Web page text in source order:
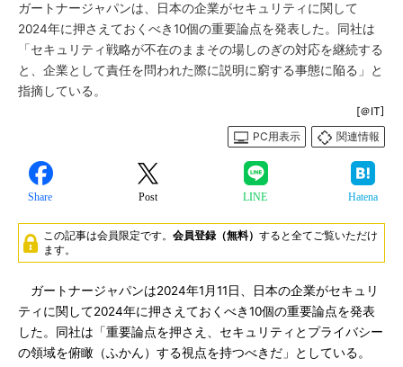
ガートナージャパンは、日本の企業がセキュリティに関して
2024年に押さえておくべき10個の重要論点を発表した。同社は
「セキュリティ戦略が不在のままその場しのぎの対応を継続する
と、企業として責任を問われた際に説明に窮する事態に陥る」と
指摘している。
[＠IT]
PC用表示
関連情報
Share Post LINE Hatena
この記事は会員限定です。 会員登録（無料） すると全てご覧いただけ
ます。
ガートナージャパンは2024年1月11日、日本の企業がセキュリ
ティに関して2024年に押さえておくべき10個の重要論点を発表
した。同社は「重要論点を押さえ、セキュリティとプライバシー
の領域を俯瞰（ふかん）する視点を持つべきだ」としている。